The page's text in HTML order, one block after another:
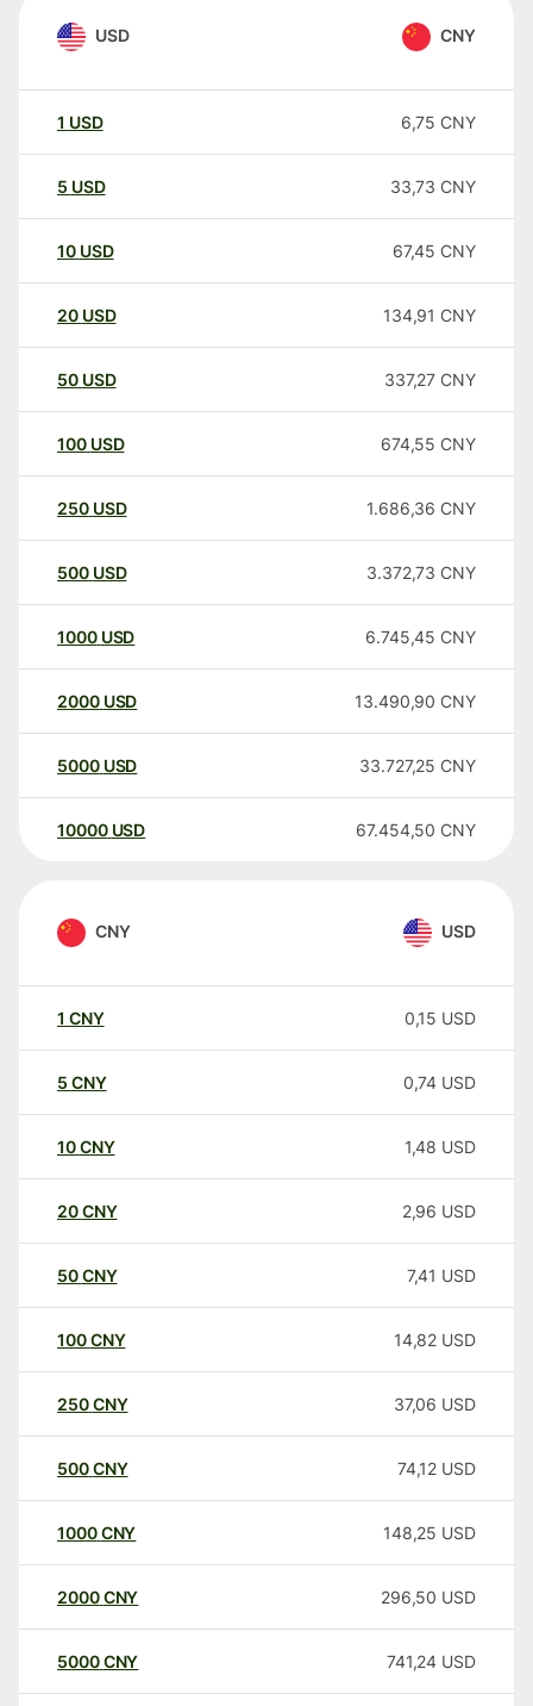
USD CNY
1 USD 6,75 CNY
5 USD 33,73 CNY
10 USD 67,45 CNY
20 USD 134,91 CNY
50 USD 337,27 CNY
100 USD 674,55 CNY
250 USD 1.686,36 CNY
500 USD 3.372,73 CNY
1000 USD 6.745,45 CNY
2000 USD 13.490,90 CNY
5000 USD 33.727,25 CNY
10000 USD 67.454,50 CNY
CNY USD
1 CNY 0,15 USD
5 CNY 0,74 USD
10CNY 1,48 USD
20CNY 2,96 USD
50CNY 7,41 USD
100CNY 14,82 USD
250CNY 37,06 USD
500CNY 74,12 USD
1000CNY 148,25 USD
2000CNY 296,50 USD
5000CNY 741,24 USD